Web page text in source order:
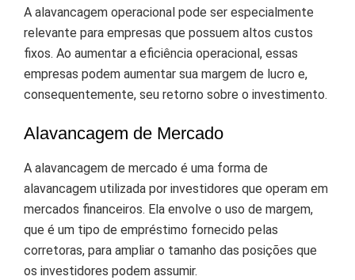
A alavancagem operacional pode ser especialmente
relevante para empresas que possuem altos custos
fixos. Ao aumentar a eficiência operacional, essas
empresas podem aumentar sua margem de lucro e,
consequentemente, seu retorno sobre o investimento.
Alavancagem de Mercado
A alavancagem de mercado é uma forma de
alavancagem utilizada por investidores que operam em
mercados financeiros. Ela envolve o uso de margem,
que é um tipo de empréstimo fornecido pelas
corretoras, para ampliar o tamanho das posições que
os investidores podem assumir.